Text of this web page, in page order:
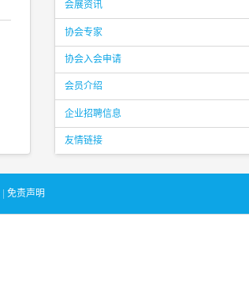
会展资讯
协会专家
协会入会申请
会员介绍
企业招聘信息
友情链接
免责声明